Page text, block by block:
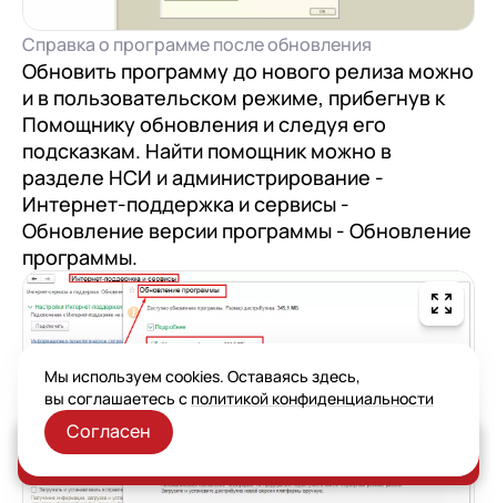
Справка о программе после обновления
Обновить программу до нового релиза можно
и в пользовательском режиме, прибегнув к
Помощнику обновления и следуя его
подсказкам. Найти помощник можно в
разделе НСИ и администрирование -
Интернет-поддержка и сервисы -
Обновление версии программы - Обновление
программы.
Заказать консультацию
Мы используем cookies. Оставаясь здесь,
вы соглашаетесь с политикой конфиденциальности
Согласен